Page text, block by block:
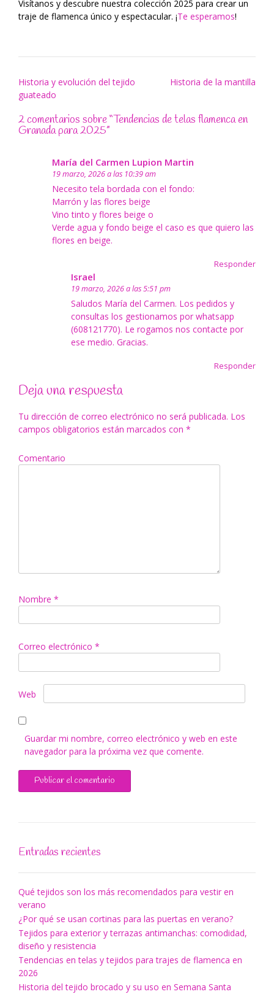
Visítanos y descubre nuestra colección 2025 para crear un
traje de flamenca único y espectacular. ¡Te esperamos!
Navegación
de
entradas
Historia y evolución del tejido
guateado
Historia de la mantilla
2 comentarios sobre “Tendencias de telas flamenca en
Granada para 2025”
María del Carmen Lupion Martin
19 marzo, 2026 a las 10:39 am
Necesito tela bordada con el fondo:
Marrón y las flores beige
Vino tinto y flores beige o
Verde agua y fondo beige el caso es que quiero las
flores en beige.
Responder
Israel
19 marzo, 2026 a las 5:51 pm
Saludos María del Carmen. Los pedidos y
consultas los gestionamos por whatsapp
(608121770). Le rogamos nos contacte por
ese medio. Gracias.
Responder
Deja una respuesta
Tu dirección de correo electrónico no será publicada. Los
campos obligatorios están marcados con *
Comentario
Nombre *
Correo electrónico *
Web
Guardar mi nombre, correo electrónico y web en este
navegador para la próxima vez que comente.
Entradas recientes
Qué tejidos son los más recomendados para vestir en
verano
¿Por qué se usan cortinas para las puertas en verano?
Tejidos para exterior y terrazas antimanchas: comodidad,
diseño y resistencia
Tendencias en telas y tejidos para trajes de flamenca en
2026
Historia del tejido brocado y su uso en Semana Santa